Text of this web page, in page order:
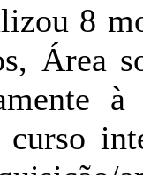
8
Área
curso